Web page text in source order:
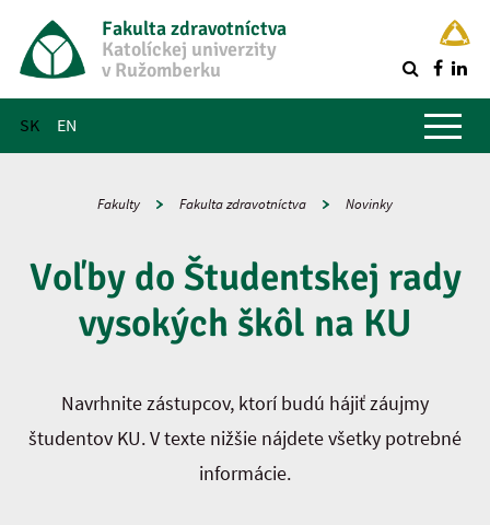
Fakulta zdravotníctva
Katolíckej univerzity
v Ružomberku
SK EN
Hlavné menu
Fakulty Fakulta zdravotníctva Novinky
Voľby do Študentskej rady
vysokých škôl na KU
Navrhnite zástupcov, ktorí budú hájiť záujmy
študentov KU. V texte nižšie nájdete všetky potrebné
informácie.